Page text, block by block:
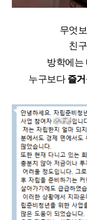
무엇
친
방학에는
누구보다 즐